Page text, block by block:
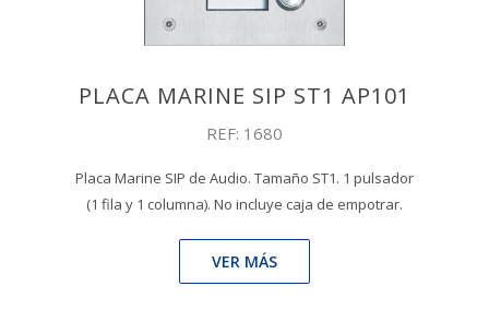
PLACA MARINE SIP ST1 AP101
REF: 1680
Placa Marine SIP de Audio. Tamaño ST1. 1 pulsador
(1 fila y 1 columna). No incluye caja de empotrar.
VER MÁS